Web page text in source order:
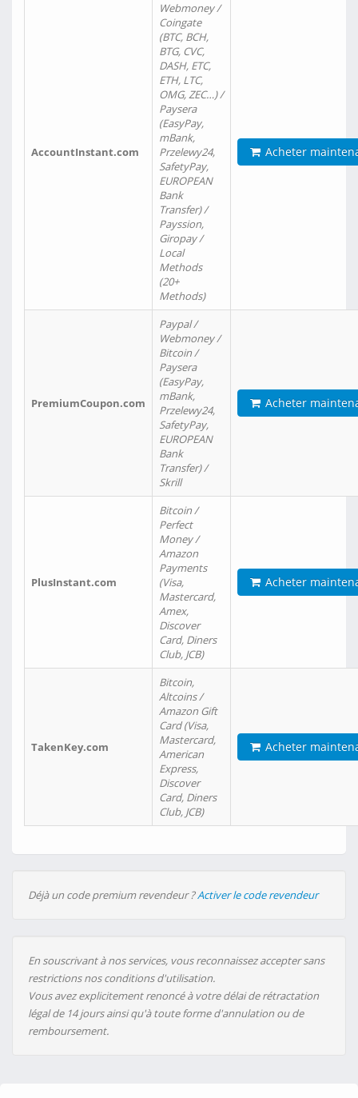
AccountInstant.com
Webmoney /
Coingate
(BTC, BCH,
BTG, CVC,
DASH, ETC,
ETH, LTC,
OMG, ZEC…) /
Paysera
(EasyPay,
mBank,
Przelewy24,
SafetyPay,
EUROPEAN
Bank
Transfer) /
Payssion,
Giropay /
Local
Methods
(20+
Methods)
Acheter
PremiumCoupon.com
Paypal /
Webmoney /
Bitcoin /
Paysera
(EasyPay,
mBank,
Przelewy24,
SafetyPay,
EUROPEAN
Bank
Transfer) /
Skrill
Acheter
PlusInstant.com
Bitcoin /
Perfect
Money /
Amazon
Payments
(Visa,
Mastercard,
Amex,
Discover
Card, Diners
Club, JCB)
Acheter
TakenKey.com
Bitcoin,
Altcoins /
Amazon Gift
Card (Visa,
Mastercard,
American
Express,
Discover
Card, Diners
Club, JCB)
Acheter
Déjà un code premium revendeur ?Activer le code revendeur
En souscrivant à nos services, vous reconnaissez accepter sans
restrictions nos conditions d'utilisation.
Vous avez explicitement renoncé à votre délai de rétractation
légal de 14 jours ainsi qu'à toute forme d'annulation ou de
remboursement.